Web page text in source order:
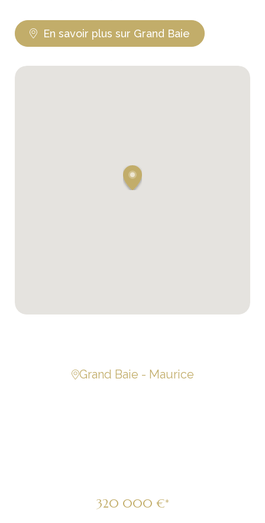
En savoir plus sur Grand Baie
Grand Baie - Maurice
320 000 €*